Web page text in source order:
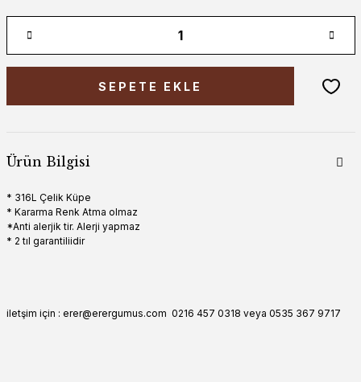
SEPETE EKLE
Ürün Bilgisi
* 316L Çelik Küpe
* Kararma Renk Atma olmaz
*Anti alerjik tir. Alerji yapmaz
* 2 tıl garantiliidir
iletşim için : erer@erergumus.com 0216 457 0318 veya 0535 367 9717